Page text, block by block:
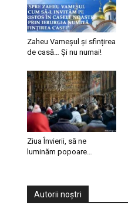
Zaheu Vameșul și sfințirea
de casă… Și nu numai!
Ziua Învierii, să ne
luminăm popoare…
Autorii noștri